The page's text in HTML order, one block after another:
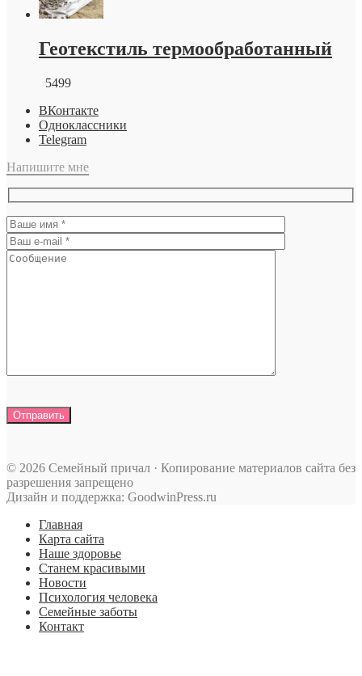
Геотекстиль термообработанный
5499
ВКонтакте
Одноклассники
Telegram
Напишите мне
© 2026 Семейный причал · Копирование материалов сайта без
разрешения запрещено
Дизайн и поддержка: GoodwinPress.ru
Главная
Карта сайта
Наше здоровье
Станем красивыми
Новости
Психология человека
Семейные заботы
Контакт